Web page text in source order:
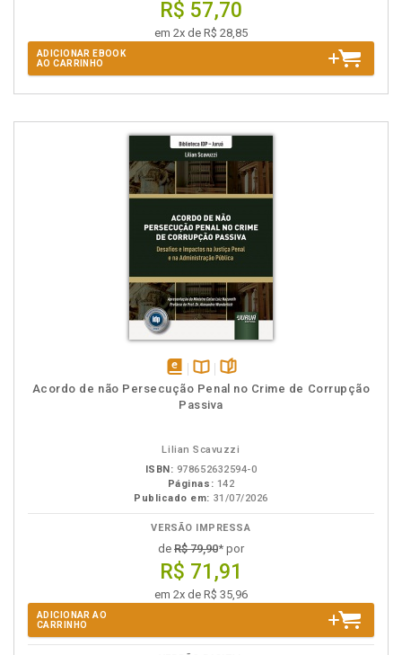
R$ 57,70
em 2x de R$ 28,85
ADICIONAR EBOOK
AO CARRINHO
disponível
em
Disponível
na
páginas
Acordo de não Persecução Penal no Crime de Corrupção
Passiva
Lilian Scavuzzi
ISBN: 978652632594-0
Páginas: 142
Publicado em: 31/07/2026
VERSÃO IMPRESSA
de R$ 79,90* por
R$ 71,91
em 2x de R$ 35,96
ADICIONAR AO
CARRINHO